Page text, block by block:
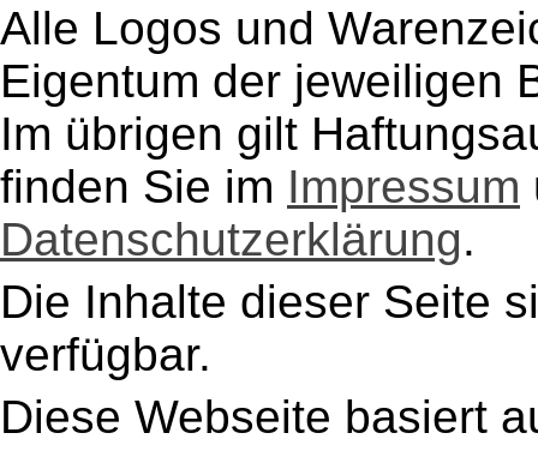
Alle Logos und
Eigentum der jeweiligen
Im übrigen gilt
finden Sie im Impressum
Datenschutzerklärung.
Die Inhalte dieser Seite
verfügbar.
Diese Webseite basiert